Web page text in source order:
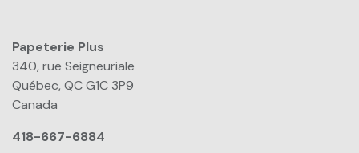
Papeterie Plus​
340, rue Seigneuriale
Québec, QC G1C 3P9
Canada
418-667-6884